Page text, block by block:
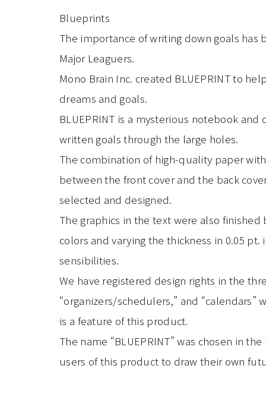
Blueprints
The importance of writing down goals has
Major Leaguers.
Mono Brain Inc. created BLUEPRINT to
dreams and goals.
BLUEPRINT is a mysterious notebook
written goals through the large holes.
The combination of high-quality paper
between the front cover and the back
selected and designed.
The graphics in the text were also
colors and varying the thickness in 0.05
sensibilities.
We have registered design rights in the
“organizers/schedulers,” and
is a feature of this product.
The name “BLUEPRINT” was chosen in
users of this product to draw their own